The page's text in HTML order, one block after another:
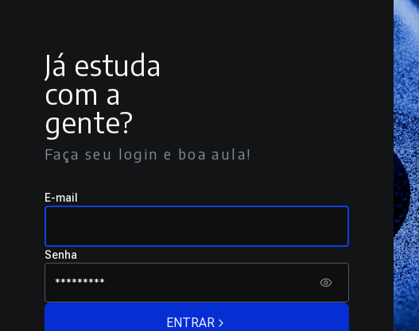
Já estuda
com a
gente?
Faça seu login e boa aula!
E-mail
Senha
ENTRAR